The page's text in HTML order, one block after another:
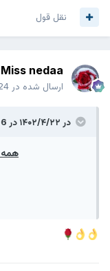
نقل قول
Miss nedaa
ارسال شده در 24 مهر، 2023
در ۱۴۰۲/۴/۲۲ در 07:06،
همه